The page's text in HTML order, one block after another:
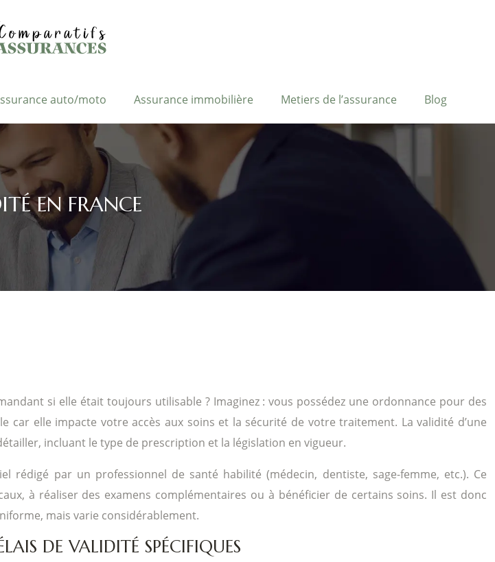
auto/moto Assurance immobilière Metiers de l’assurance Blog
EN FRANCE
si elle était toujours utilisable ? Imaginez : vous possédez une ordonnance pour des
car elle impacte votre accès aux soins et la sécurité de votre traitement. La validité d’une
incluant le type de prescription et la législation en vigueur.
par un professionnel de santé habilité (médecin, dentiste, sage-femme, etc.). Ce
à réaliser des examens complémentaires ou à bénéficier de certains soins. Il est donc
mais varie considérablement.
DE VALIDITÉ SPÉCIFIQUES